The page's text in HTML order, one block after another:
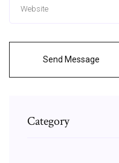
Send Message
Category